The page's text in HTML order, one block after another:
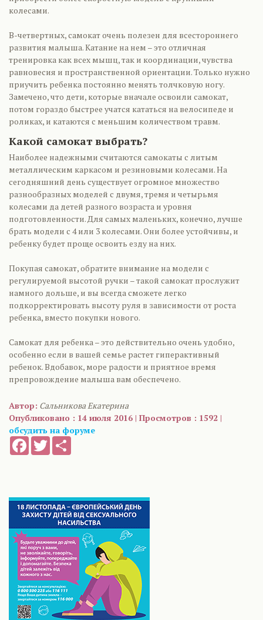
колесами.
В-четвертных, самокат очень полезен для всестороннего
развития малыша. Катание на нем – это отличная
тренировка как всех мышц, так и координации, чувства
равновесия и пространственной ориентации. Только нужно
приучить ребенка постоянно менять толчковую ногу.
Замечено, что дети, которые вначале освоили самокат,
потом гораздо быстрее учатся кататься на велосипеде и
роликах, и катаются с меньшим количеством травм.
Какой самокат выбрать?
Наиболее надежными считаются самокаты с литым
металлическим каркасом и резиновыми колесами. На
сегодняшний день существует огромное множество
разнообразных моделей с двумя, тремя и четырьмя
колесами да детей разного возраста и уровня
подготовленности. Для самых маленьких, конечно, лучше
брать модели с 4 или 3 колесами. Они более устойчивы, и
ребенку будет проще освоить езду на них.
Покупая самокат, обратите внимание на модели с
регулируемой высотой ручки – такой самокат прослужит
намного дольше, и вы всегда сможете легко
подкорректировать высоту руля в зависимости от роста
ребенка, вместо покупки нового.
Самокат для ребенка – это действительно очень удобно,
особенно если в вашей семье растет гиперактивный
ребенок. Вдобавок, море радости и приятное время
препровождение малыша вам обеспечено.
Автор: Сальникова Екатерина
Опубликовано : 14 июля 2016 | Просмотров : 1592 |
обсудить на форуме
FacebookTwitter